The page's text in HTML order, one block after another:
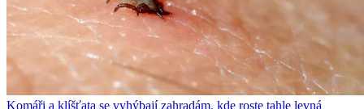
Komáři a klíšťata se vyhýbají zahradám, kde roste tahle levná